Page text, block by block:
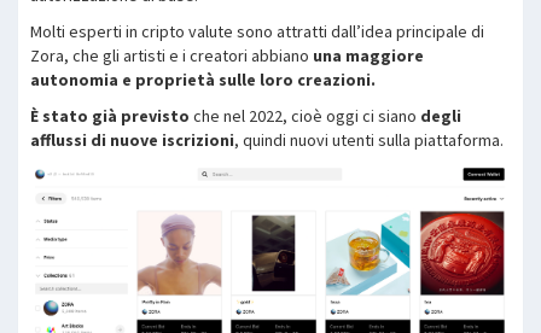
Molti esperti in cripto valute sono attratti dall’idea principale di
Zora, che gli artisti e i creatori abbiano una maggiore
autonomia e proprietà sulle loro creazioni.
È stato già previsto che nel 2022, cioè oggi ci siano degli
afflussi di nuove iscrizioni, quindi nuovi utenti sulla piattaforma.